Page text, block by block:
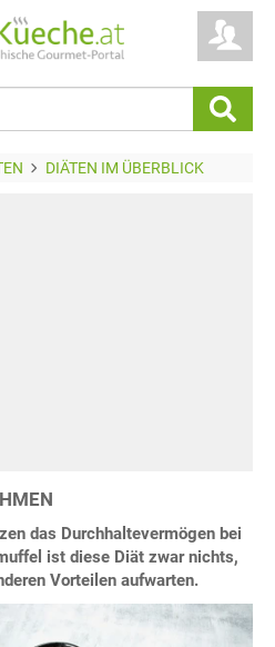
DIÄTEN IM ÜBERBLICK
das Durchhaltevermögen bei
ist diese Diät zwar nichts,
Vorteilen aufwarten.